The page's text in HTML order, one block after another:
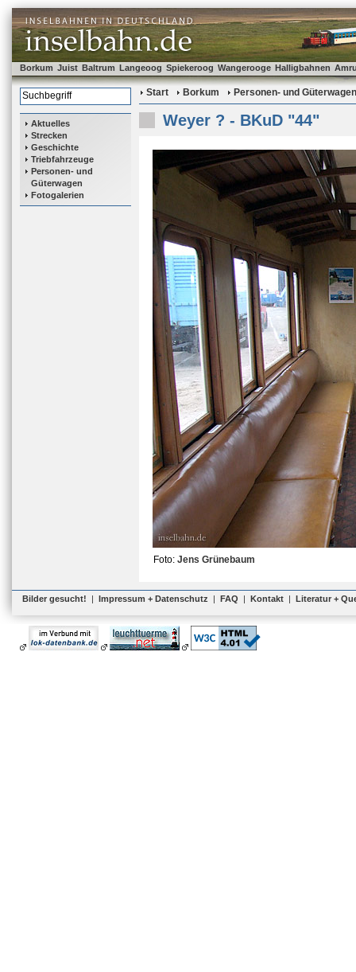
Borkum Juist Baltrum Langeoog Spiekeroog Wangerooge Halligbahnen
Aktuelles
Strecken
Geschichte
Triebfahrzeuge
Personen- und
Güterwagen
Fotogalerien
Start Borkum Personen- und Güterwagen
Weyer ? - BKuD "44"
Foto: Jens Grünebaum
Bilder gesucht! | Impressum + Datenschutz | FAQ | Kontakt | Literatur +